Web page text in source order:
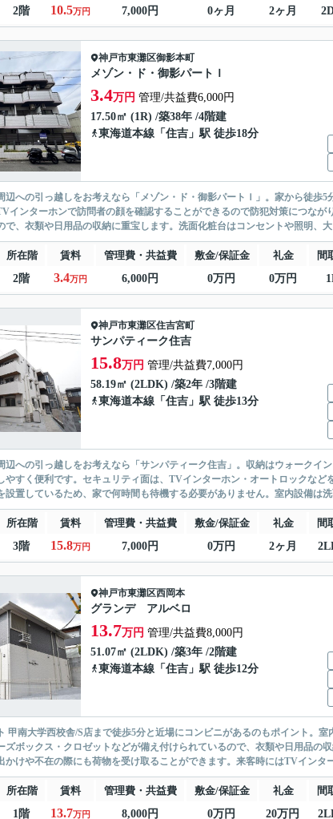
2階 10.5万円 7,000円 0ヶ月 2ヶ月
神戸市東灘区御影本町
メゾン・ド・御影パートＩ
3.4万円 管理/共益費6,000円
17.50㎡ (1R) /築38年 /4階建
東海道本線 「 住吉 」駅 徒歩18分
辺への引っ越しをお考えなら「メゾン・ド・御影パートＩ」。家から徒歩
インターホンで訪問者の顔を確認することができるので防犯対策につなが
で、衣類や日用品の収納に重宝します。洗面化粧台はコンセントや照明、
所在階 賃料 管理費・共益費 敷金/保証金 礼金 間
2階 3.4万円 6,000円 0万円 0万円
神戸市東灘区住吉宮町
サンパティーク住吉
15.8万円 管理/共益費7,000円
58.19㎡ (2LDK) /築2年 /3階建
東海道本線 「 住吉 」駅 徒歩13分
辺への引っ越しをお考えなら「サンパティーク住吉」。収納はウォークイ
やすく便利です。セキュリティ面は、TVインターホン・オートロックな
設置しているため、家で何時間も待機する必要がありません。室内設備は
所在階 賃料 管理費・共益費 敷金/保証金 礼金 間
3階 15.8万円 7,000円 0万円 2ヶ月
神戸市東灘区西岡本
グランデ アルベロ
13.7万円 管理/共益費8,000円
51.07㎡ (2LDK) /築3年 /2階建
東海道本線 「 住吉 」駅 徒歩12分
甲南大学西校舎/S店まで徒歩5分と近場にコンビニがあるのもポイント。
ズボックス・クロゼットなどが備え付けられているので、衣類や日用品の
かけや不在の際にも荷物を受け取ることができます。来客時にはTVインタ
所在階 賃料 管理費・共益費 敷金/保証金 礼金 間
1階 13.7万円 8,000円 0万円 20万円